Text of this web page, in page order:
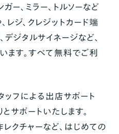
ー、ミラー、トルソーなど
ジ、クレジットカード端
ジタルサイネージなど、
す。すべて無料でご利
ッフによる出店サポート
サポートいたします。
クチャーなど、はじめての